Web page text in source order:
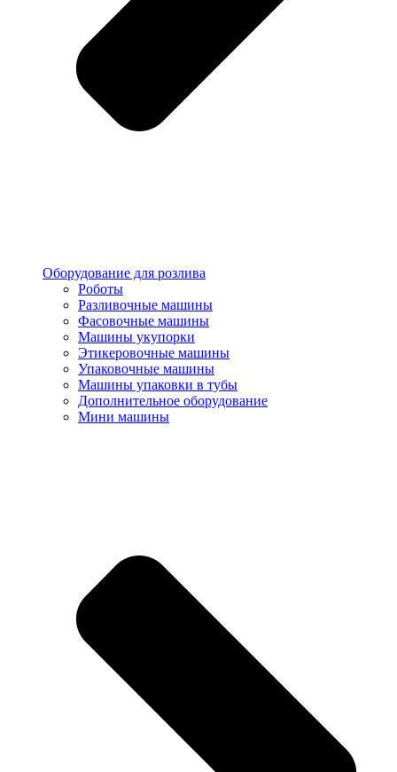
Оборудование для розлива
Роботы
Разливочные машины
Фасовочные машины
Машины укупорки
Этикеровочные машины
Упаковочные машины
Машины упаковки в тубы
Дополнительное оборудование
Мини машины